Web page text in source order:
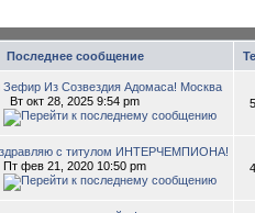
Последнее сообщение
Зефир Из Созвездия Адомаса! Москва
Вт окт 28, 2025 9:54 pm
с титулом ИНТЕРЧЕМПИОНА!
Пт фев 21, 2020 10:50 pm